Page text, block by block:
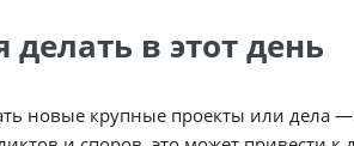
делать в этот день
новые крупные проекты или дела